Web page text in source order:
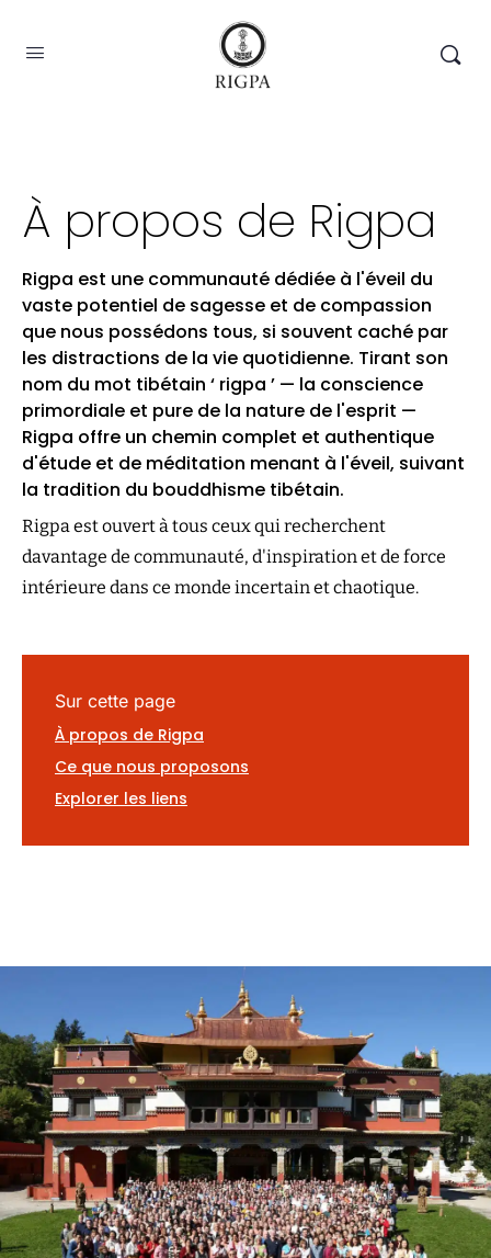
À propos de Rigpa
Rigpa est une communauté dédiée à l'éveil du
vaste potentiel de sagesse et de compassion
que nous possédons tous, si souvent caché par
les distractions de la vie quotidienne. Tirant son
nom du mot tibétain ‘ rigpa ’ — la conscience
primordiale et pure de la nature de l'esprit —
Rigpa offre un chemin complet et authentique
d'étude et de méditation menant à l'éveil, suivant
la tradition du bouddhisme tibétain.
Rigpa est ouvert à tous ceux qui recherchent
davantage de communauté, d'inspiration et de force
intérieure dans ce monde incertain et chaotique.
Sur cette page
À propos de Rigpa
Ce que nous proposons
Explorer les liens